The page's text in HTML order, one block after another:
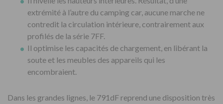
extrémité à l’autre du camping car, aucune marche ne
contredit la circulation intérieure, contrairement aux
profilés de la série 7FF.
Il optimise les capacités de chargement, en libérant la
soute et les meubles des appareils qui les
encombraient.
Dans les grandes lignes, le 791dF reprend une disposition très